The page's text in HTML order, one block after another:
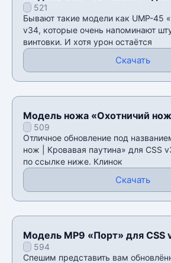
521
Бывают такие модели как UMP-45
v34, которые очень напоминают
винтовки. И хотя урон остаётся
Скачать
Модель ножа «Охотничий
паутина» для CSS v34
509
Отличное обновление под
нож | Кровавая паутина» для CSS
по ссылке ниже. Клинок
Скачать
Модель MP9 «Порт» для CSS
594
Спешим представить вам